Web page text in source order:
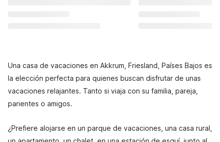
Una casa de vacaciones en Akkrum, Friesland, Países Bajos es
la elección perfecta para quienes buscan disfrutar de unas
vacaciones relajantes. Tanto si viaja con su familia, pareja,
parientes o amigos.
¿Prefiere alojarse en un parque de vacaciones, una casa rural,